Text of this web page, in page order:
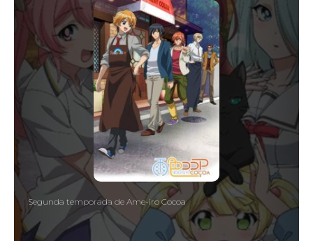
Segunda temporada de Ame-iro Cocoa